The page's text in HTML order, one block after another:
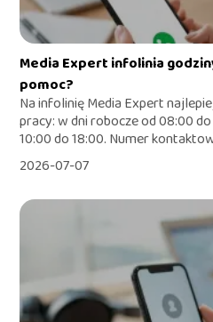
Media Expert infolinia
pomoc?
Na infolinię Media Expert
pracy: w dni robocze od 08:00
10:00 do 18:00. Numer
2026-07-07